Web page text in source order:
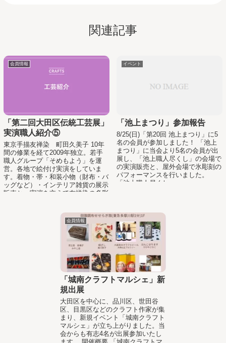
関連記事
会員情報
「第二回大田区伝統工芸展」
実演職人紹介⑤
東京手描友禅染 町田久美子 10年
間の修業を経て2009年独立。若手
職人グループ「そめもよう」を運
営。各地で絵付け実演をしていま
す。着物・帯・和装小物（財布・バ
ッグなど）・インテリア雑貨の展示
販売と、実演を交えて友禅染の多彩
イベント
「池上まつり」参加報告
8/25(日)「第20回 池上まつり」に5
名の会員が参加しました！ 「池上
まつり」に当会より5名の会員が出
展し、「池上職人尽くし」の会場で
の実演販売と、屋外会場で氷彫刻の
パフォーマンスを行いました。
「池上職人尽くし」 ...
会員情報
「城南クラフトマルシェ」新
規出展
大田区を中心に、品川区、世田谷
区、目黒区などのクラフト作家が集
まり、新規イベント「城南クラフト
マルシェ」が立ち上がりました。当
会からも有志4名が出展参加いたし